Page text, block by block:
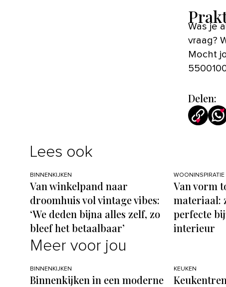
Was je
vraag?
Mocht
Delen:
Lees ook
BINNENKIJKEN
Van winkelpand naar
droomhuis vol vintage vibes:
‘We deden bijna alles zelf, zo
bleef het betaalbaar’
WOONINSPIRATIE
Van vorm
materiaal:
perfecte
interieur
Meer voor jou
BINNENKIJKEN
Binnenkijken in een moderne
KEUKEN